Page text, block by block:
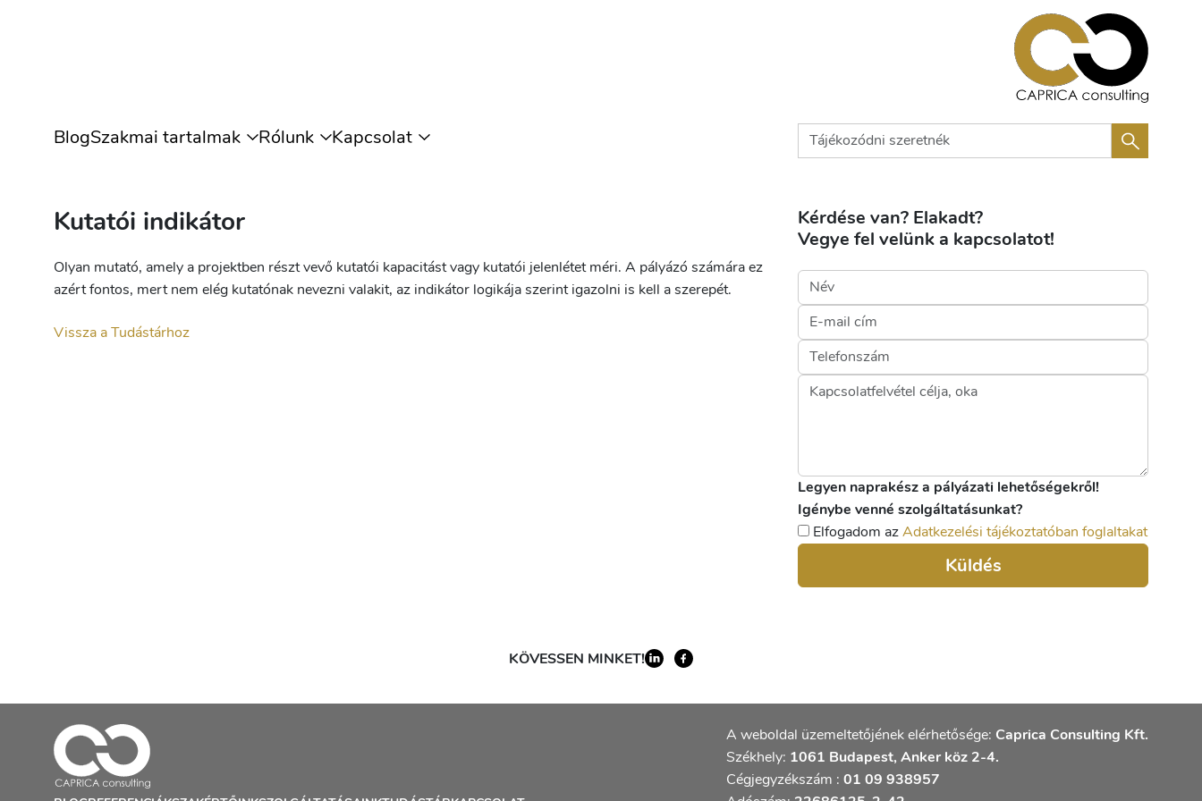
BlogSzakmai tartalmak Rólunk Kapcsolat
Kutatói indikátor
Olyan mutató, amely a projektben részt vevő kutatói kapacitást vagy kutatói jelenlétet méri. A pályázó számára ez
azért fontos, mert nem elég kutatónak nevezni valakit, az indikátor logikája szerint igazolni is kell a szerepét.
Vissza a Tudástárhoz
Kérdése van? Elakadt?
Vegye fel velünk a kapcsolatot!
Legyen naprakész a pályázati lehetőségekről!
Igénybe venné szolgáltatásunkat?
Elfogadom azAdatkezelési tájékoztatóban foglaltakat
Küldés
KÖVESSEN MINKET!
A weboldal üzemeltetőjének elérhetősége: Caprica Consulting Kft.
Székhely: 1061 Budapest, Anker köz 2-4.
Cégjegyzékszám : 01 09 938957